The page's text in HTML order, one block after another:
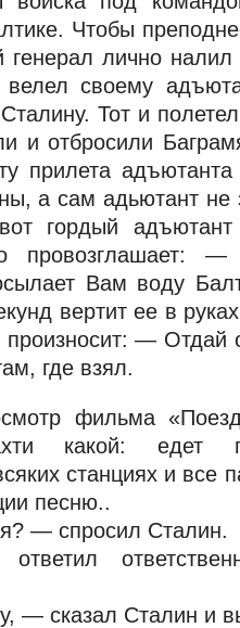
Чтобы
генерал лично
своему
Тот и
и отбросили
прилета
а сам адьютант
гордый адъютант
провозглашает: —
Вам воду
вертит ее в
— Отдай
где взял.
фильма
какой: едет
станциях и все
песню..
— спросил Сталин.
— сказал Сталин и